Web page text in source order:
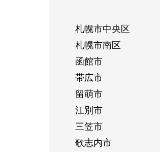
札幌市中央区
札幌市南区
函館市
帯広市
留萌市
江別市
三笠市
歌志内市